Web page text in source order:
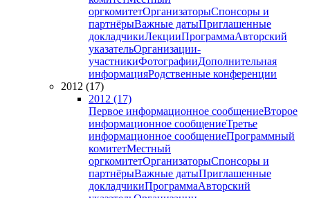
оргкомитетОрганизаторыСпонсоры и
партнёрыВажные датыПриглашенные
докладчикиЛекцииПрограммаАвторский
указательОрганизации-
участникиФотографииДополнительная
информацияРодственные конференции
2012 (17)
2012 (17)
Первое информационное сообщениеВторое
информационное сообщениеТретье
информационное сообщениеПрограммный
комитетМестный
оргкомитетОрганизаторыСпонсоры и
партнёрыВажные датыПриглашенные
докладчикиПрограммаАвторский